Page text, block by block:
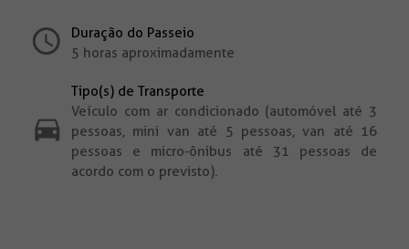
Duração do Passeio
5 horas aproximadamente
Tipo(s) de Transporte
Veículo com ar condicionado (automóvel até 3
pessoas, mini van até 5 pessoas, van até 16
pessoas e micro-ônibus até 31 pessoas de
acordo com o previsto).